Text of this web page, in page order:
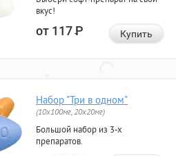
вкус!
от 117Р Купить
Набор "Три в одном"
(10x100мг, 20x20мг)
Большой набор из 3-х
препаратов.